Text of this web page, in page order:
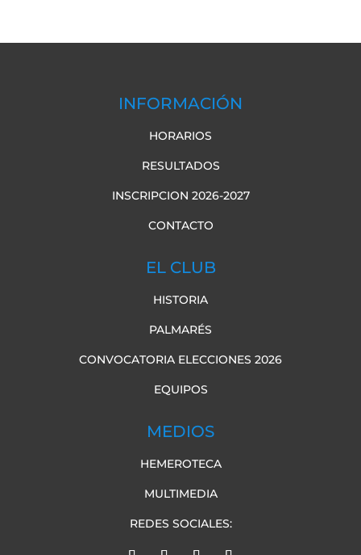
INFORMACIÓN
HORARIOS
RESULTADOS
INSCRIPCION 2026-2027
CONTACTO
EL CLUB
HISTORIA
PALMARÉS
CONVOCATORIA ELECCIONES 2026
EQUIPOS
MEDIOS
HEMEROTECA
MULTIMEDIA
REDES SOCIALES: